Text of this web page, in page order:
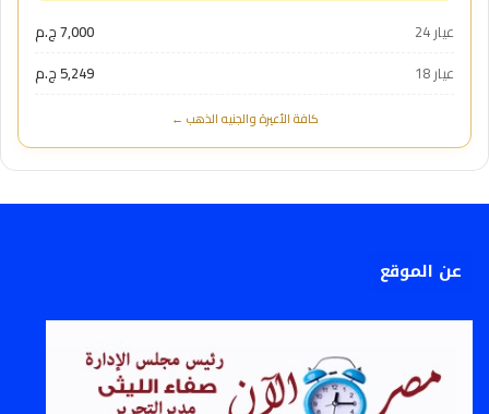
عيار 24
7,000 ج.م
عيار 18
5,249 ج.م
كافة الأعيرة والجنيه الذهب ←
عن الموقع